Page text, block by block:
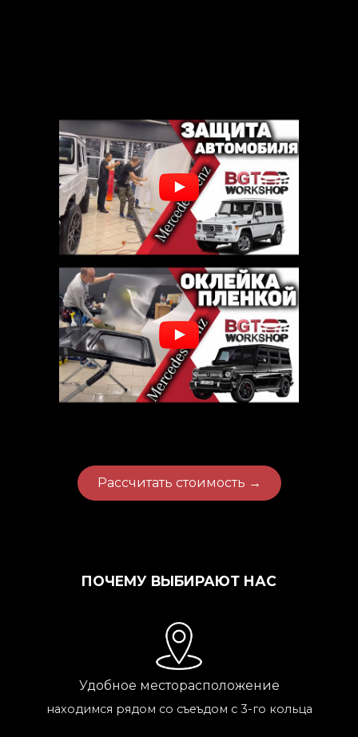
Рассчитать стоимость →
ПОЧЕМУ ВЫБИРАЮТ НАС
Удобное месторасположение
находимся рядом со съеъдом с 3-го кольца